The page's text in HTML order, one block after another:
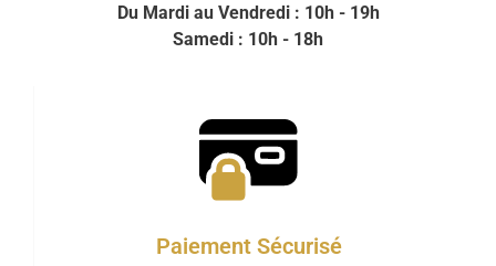
Du Mardi au Vendredi : 10h - 19h
Samedi : 10h - 18h
Paiement Sécurisé